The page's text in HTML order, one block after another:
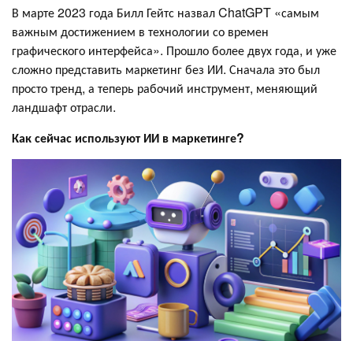
В марте 2023 года Билл Гейтс назвал ChatGPT «самым
важным достижением в технологии со времен
графического интерфейса». Прошло более двух года, и уже
сложно представить маркетинг без ИИ. Сначала это был
просто тренд, а теперь рабочий инструмент, меняющий
ландшафт отрасли.
Как сейчас используют ИИ в маркетинге?